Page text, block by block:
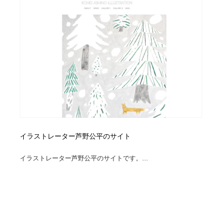
イラストレーター芦野公平のサイト
イラストレーター芦野公平のサイトです。...